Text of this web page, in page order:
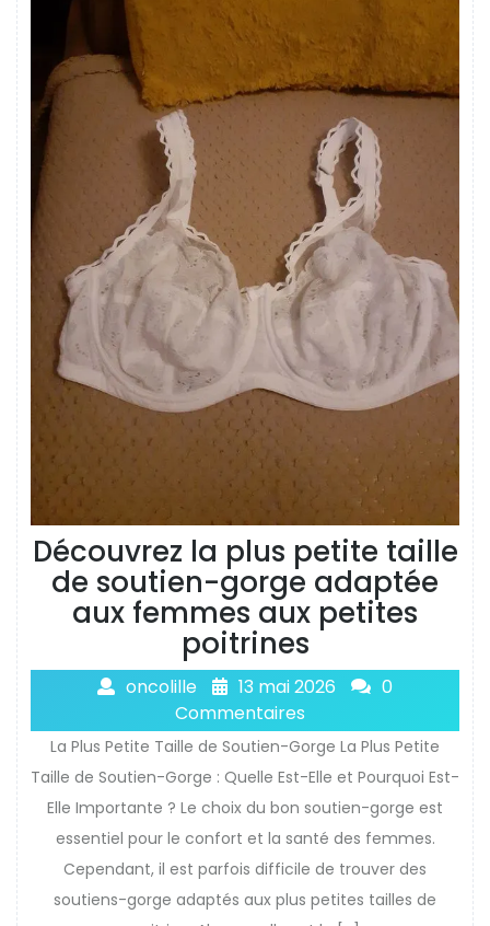
Découvrez la plus petite taille
de soutien-gorge adaptée
aux femmes aux petites
poitrines
oncolille 13 mai 2026
0
Commentaires
La Plus Petite Taille de Soutien-Gorge La Plus Petite
Taille de Soutien-Gorge : Quelle Est-Elle et Pourquoi Est-
Elle Importante ? Le choix du bon soutien-gorge est
essentiel pour le confort et la santé des femmes.
Cependant, il est parfois difficile de trouver des
soutiens-gorge adaptés aux plus petites tailles de